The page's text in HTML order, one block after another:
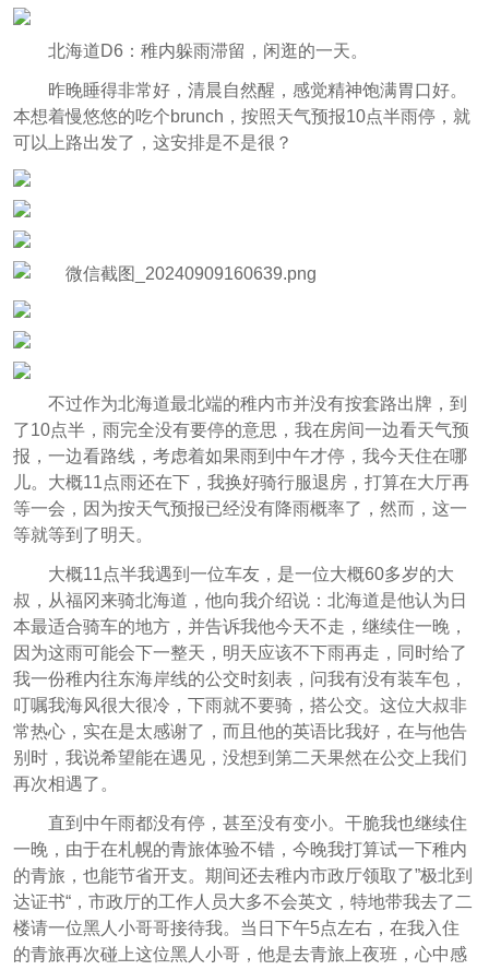
北海道D6：稚内躲雨滞留，闲逛的一天。
昨晚睡得非常好，清晨自然醒，感觉精神饱满胃口好。
本想着慢悠悠的吃个brunch，按照天气预报10点半雨停，就
可以上路出发了，这安排是不是很？
不过作为北海道最北端的稚内市并没有按套路出牌，到
了10点半，雨完全没有要停的意思，我在房间一边看天气预
报，一边看路线，考虑着如果雨到中午才停，我今天住在哪
儿。大概11点雨还在下，我换好骑行服退房，打算在大厅再
等一会，因为按天气预报已经没有降雨概率了，然而，这一
等就等到了明天。
大概11点半我遇到一位车友，是一位大概60多岁的大
叔，从福冈来骑北海道，他向我介绍说：北海道是他认为日
本最适合骑车的地方，并告诉我他今天不走，继续住一晚，
因为这雨可能会下一整天，明天应该不下雨再走，同时给了
我一份稚内往东海岸线的公交时刻表，问我有没有装车包，
叮嘱我海风很大很冷，下雨就不要骑，搭公交。这位大叔非
常热心，实在是太感谢了，而且他的英语比我好，在与他告
别时，我说希望能在遇见，没想到第二天果然在公交上我们
再次相遇了。
直到中午雨都没有停，甚至没有变小。干脆我也继续住
一晚，由于在札幌的青旅体验不错，今晚我打算试一下稚内
的青旅，也能节省开支。期间还去稚内市政厅领取了”极北到
达证书“，市政厅的工作人员大多不会英文，特地带我去了二
楼请一位黑人小哥哥接待我。当日下午5点左右，在我入住
的青旅再次碰上这位黑人小哥，他是去青旅上夜班，心中感